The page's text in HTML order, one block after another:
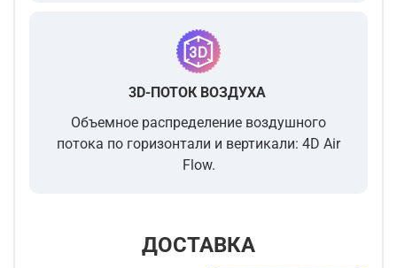
3D-ПОТОК ВОЗДУХА
Объемное распределение воздушного
потока по горизонтали и вертикали: 4D Air
Flow.
ДОСТАВКА